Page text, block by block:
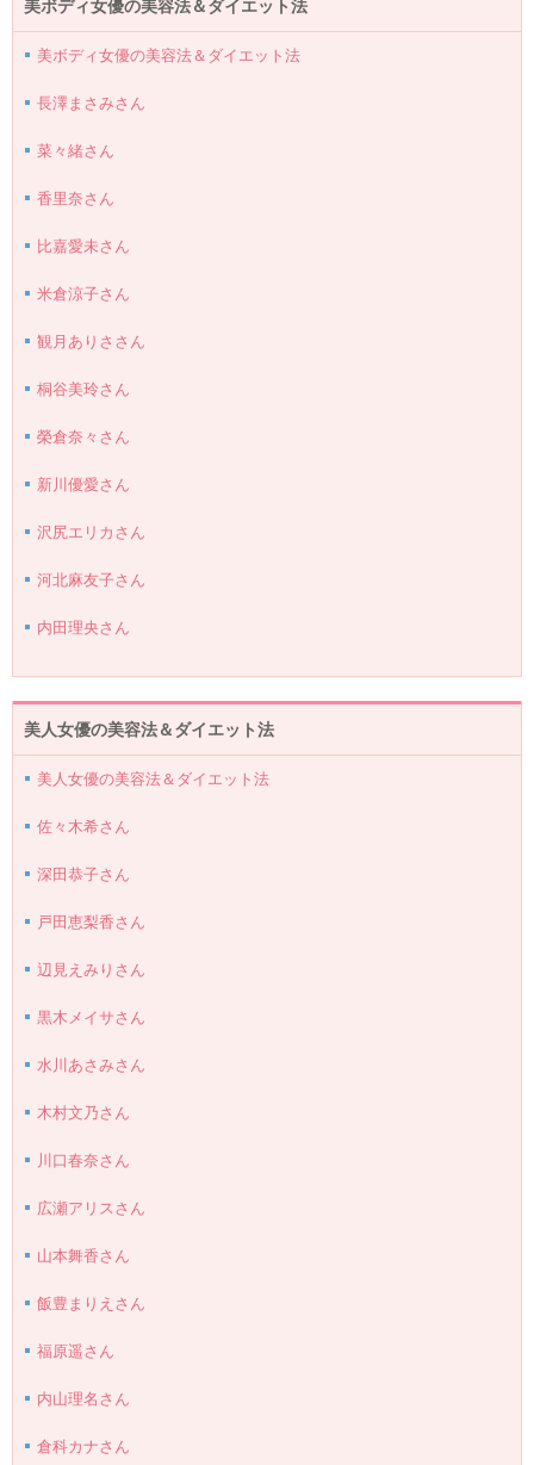
美ボディ女優の美容法＆ダイエット法
美ボディ女優の美容法＆ダイエット法
長澤まさみさん
菜々緒さん
香里奈さん
比嘉愛未さん
米倉涼子さん
観月ありささん
桐谷美玲さん
榮倉奈々さん
新川優愛さん
沢尻エリカさん
河北麻友子さん
内田理央さん
美人女優の美容法＆ダイエット法
美人女優の美容法＆ダイエット法
佐々木希さん
深田恭子さん
戸田恵梨香さん
辺見えみりさん
黒木メイサさん
水川あさみさん
木村文乃さん
川口春奈さん
広瀬アリスさん
山本舞香さん
飯豊まりえさん
福原遥さん
内山理名さん
倉科カナさん